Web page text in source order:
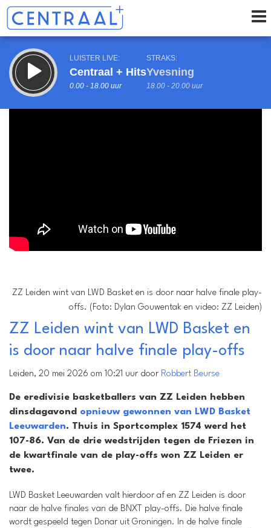
LUISTER LIVE:
Centraal + Hits
0.00 - 18.00 uur
STRAKS:
Yvesning
18.00 - 20.00 uur
ZZ Leiden wint van LWD Basket en is door naar halve finale play-
offs. (Foto: Dylan Gouwentak en video: ZZ Leiden)
ZZ Leiden wint van LWD Basket en
is door naar halve finale play-offs
Leiden, 20 mei 2026 om 10:21 uur door Robbert Beurse
De eredivisie basketballers van ZZ Leiden hebben
dinsdagavond opnieuw gewonnen van LWD Basket
Leeuwarden. Thuis in Sportcomplex 1574 werd het
107-86. Van de drie wedstrijden tegen de Friezen in
de kwartfinale van de play-offs won ZZ Leiden er
twee.
LWD Basket Leeuwarden valt hierdoor af en ZZ Leiden is door
naar de halve finales van de BNXT play-offs. Die halve finale
wordt gespeeld tegen Donar uit Groningen. In de halve finale